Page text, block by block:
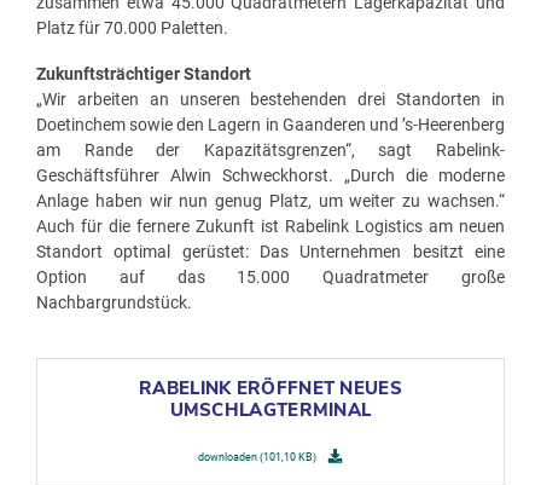
Platz für 70.000 Paletten.
Zukunftsträchtiger Standort
„Wir arbeiten an unseren bestehenden drei Standorten in
Doetinchem sowie den Lagern in Gaanderen und ’s-Heerenberg
am Rande der Kapazitätsgrenzen“, sagt Rabelink-
Geschäftsführer Alwin Schweckhorst. „Durch die moderne
Anlage haben wir nun genug Platz, um weiter zu wachsen.“
Auch für die fernere Zukunft ist Rabelink Logistics am neuen
Standort optimal gerüstet: Das Unternehmen besitzt eine
Option auf das 15.000 Quadratmeter große
Nachbargrundstück.
RABELINK ERÖFFNET NEUES
UMSCHLAGTERMINAL
downloaden (101,10 KB)